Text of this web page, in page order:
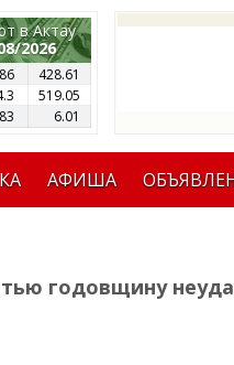
в Актау
2026
428.61
519.05
6.01
АФИША
годовщину